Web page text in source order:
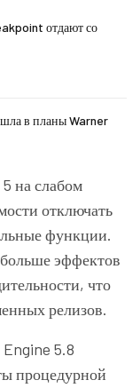
отдают со
в планы Warner
на слабом
отключать
функции.
эффектов
что
релизов.
5.8
процедурной